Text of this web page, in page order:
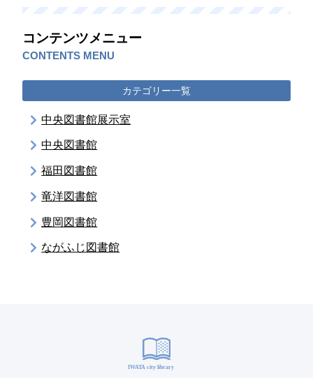
コンテンツメニュー
CONTENTS MENU
カテゴリー一覧
中央図書館展示室
中央図書館
福田図書館
竜洋図書館
豊岡図書館
ながふじ図書館